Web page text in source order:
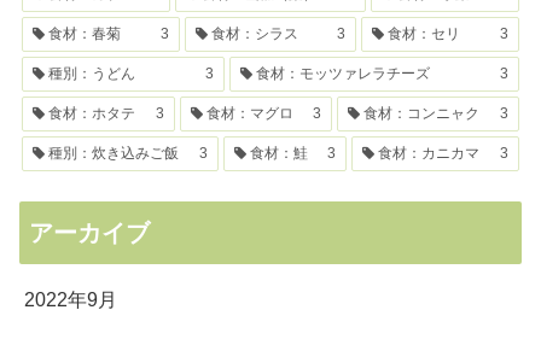
食材：春菊 3 食材：シラス 3 食材：セリ 3
種別：うどん 3 食材：モッツァレラチーズ 3
食材：ホタテ 3 食材：マグロ 3 食材：コンニャク 3
種別：炊き込みご飯 3 食材：鮭 3 食材：カニカマ 3
アーカイブ
2022年9月